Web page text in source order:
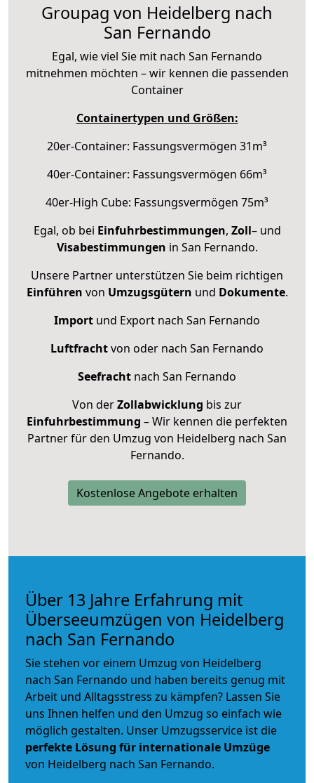
Groupag von Heidelberg nach
San Fernando
Egal, wie viel Sie mit nach San Fernando
mitnehmen möchten – wir kennen die passenden
Container
Containertypen und Größen:
20er-Container: Fassungsvermögen 31m³
40er-Container: Fassungsvermögen 66m³
40er-High Cube: Fassungsvermögen 75m³
Egal, ob bei Einfuhrbestimmungen, Zoll– und
Visabestimmungen in San Fernando.
Unsere Partner unterstützen Sie beim richtigen
Einführen von Umzugsgütern und Dokumente.
Import und Export nach San Fernando
Luftfrachtvon oder nach San Fernando
Seefracht nach San Fernando
Von derZollabwicklung bis zur
Einfuhrbestimmung – Wir kennen die perfekten
Partner für den Umzug von Heidelberg nach San
Fernando.
Kostenlose Angebote erhalten
Über 13 Jahre Erfahrung mit
Überseeumzügen von Heidelberg
nach San Fernando
Sie stehen vor einem Umzug von Heidelberg
nach San Fernando und haben bereits genug mit
Arbeit und Alltagsstress zu kämpfen? Lassen Sie
uns Ihnen helfen und den Umzug so einfach wie
möglich gestalten. Unser Umzugsservice ist die
perfekte Lösung für internationale Umzüge
von Heidelberg nach San Fernando.